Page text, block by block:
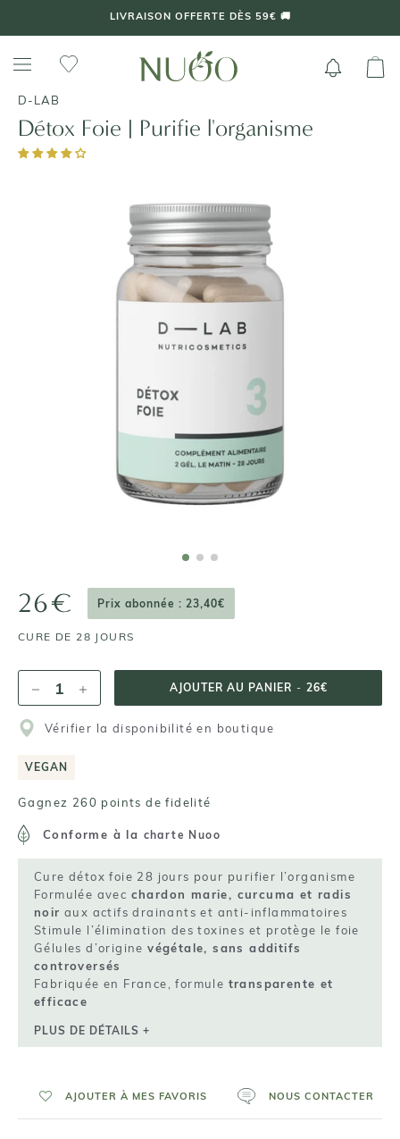
LIVRAISON OFFERTE DÈS 59€ 🚚
D-LAB
Détox Foie | Purifie l'organisme
26€ Prix abonnée : 23,40€
CURE DE 28 JOURS
AJOUTER AU PANIER - 26€
Vérifier la disponibilité en boutique
VEGAN
Gagnez 260 points de fidelité
Conforme à la charte Nuoo
Cure détox foie 28 jours pour purifier l’organisme
Formulée avec chardon marie, curcuma et radis
noir aux actifs drainants et anti-inflammatoires
Stimule l’élimination des toxines et protège le foie
Gélules d’originevégétale, sans additifs
controversés
Fabriquée en France, formule transparente et
efficace
PLUS DE DÉTAILS +
AJOUTER À MES FAVORIS NOUS CONTACTER